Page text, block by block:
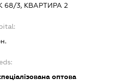
68/3, КВАРТИРА 2
оптова